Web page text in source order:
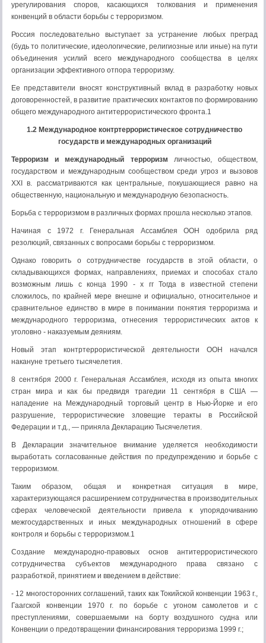
урегулирования споров, касающихся толкования и применения
конвенций в области борьбы с терроризмом.
Россия последовательно выступает за устранение любых преград
(будь то политические, идеологические, религиозные или иные) на пути
объединения усилий всего международного сообщества в целях
организации эффективного отпора терроризму.
Ее представители вносят конструктивный вклад в разработку новых
договоренностей, в развитие практических контактов по формированию
общего международного антитеррористического фронта.1
1.2 Международное контртеррористическое сотрудничество
государств и международных организаций
Терроризм и международный терроризм личностью, обществом,
государством и международным сообществом среди угроз и вызовов
XXI в. рассматриваются как центральные, покушающиеся равно на
общественную, национальную и международную безопасность.
Борьба с терроризмом в различных формах прошла несколько этапов.
Начиная с 1972 г. Генеральная Ассамблея ООН одобрила ряд
резолюций, связанных с вопросами борьбы с терроризмом.
Однако говорить о сотрудничестве государств в этой области, о
складывающихся формах, направлениях, приемах и способах стало
возможным лишь с конца 1990 - х гг Тогда в известной степени
сложилось, по крайней мере внешне и официально, относительное и
сравнительное единство в мире в понимании понятия терроризма и
международного терроризма, отнесения террористических актов к
уголовно - наказуемым деяниям.
Новый этап контртеррористической деятельности ООН начался
накануне третьего тысячелетия.
8 сентября 2000 г. Генеральная Ассамблея, исходя из опыта многих
стран мира и как бы предвидя трагедии 11 сентября в США —
нападение на Международный торговый центр в Нью-Йорке и его
разрушение, террористические зловещие теракты в Российской
Федерации и т.д., — приняла Декларацию Тысячелетия.
В Декларации значительное внимание уделяется необходимости
выработать согласованные действия по предупреждению и борьбе с
терроризмом.
Таким образом, общая и конкретная ситуация в мире,
характеризующаяся расширением сотрудничества в производительных
сферах человеческой деятельности привела к упорядочиванию
межгосударственных и иных международных отношений в сфере
контроля и борьбы с терроризмом.1
Создание международно-правовых основ антитеррористического
сотрудничества субъектов международного права связано с
разработкой, принятием и введением в действие:
- 12 многосторонних соглашений, таких как Токийской конвенции 1963 г.,
Гаагской конвенции 1970 г. по борьбе с угоном самолетов и с
преступлениями, совершаемыми на борту воздушного судна или
Конвенции о предотвращении финансирования терроризма 1999 г.;